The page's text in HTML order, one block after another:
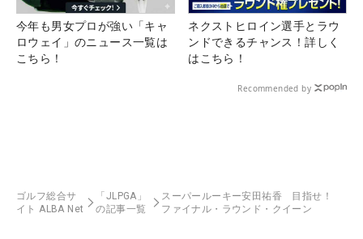
今年も男女プロが強い「キャ
ロウェイ」のニュース一覧は
こちら！
ネクストヒロイン選手とラウ
ンドできるチャンス！詳しく
はこちら！
Recommended by
ゴルフ総合サ
イト ALBA Net
「JLPGA」
の記事一覧
スーパールーキー安田祐香 目指せ！
ファイナル・ラウンド・クイーン